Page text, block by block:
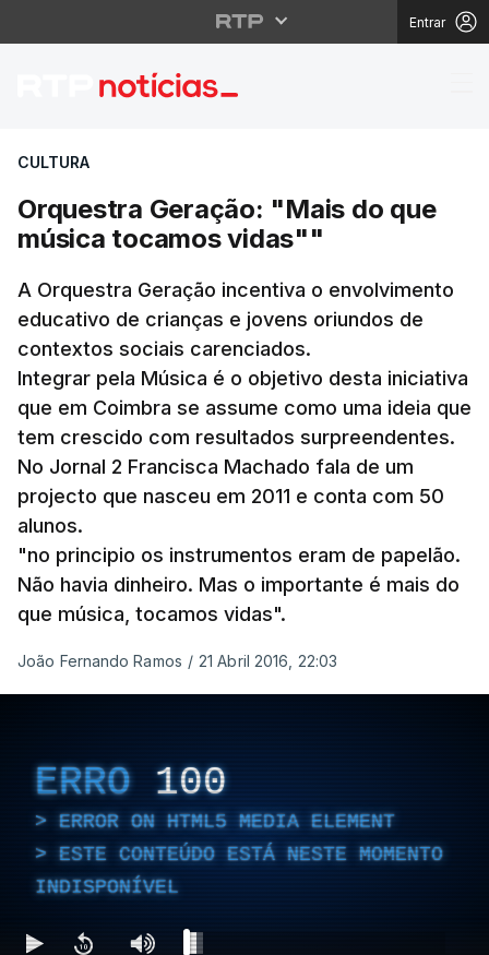
Entrar
Orquestra Geração:
CULTURA
Orquestra Geração: "Mais do que
música tocamos vidas""
A Orquestra Geração incentiva o envolvimento
educativo de crianças e jovens oriundos de
contextos sociais carenciados.
Integrar pela Música é o objetivo desta iniciativa
que em Coimbra se assume como uma ideia que
tem crescido com resultados surpreendentes.
No Jornal 2 Francisca Machado fala de um
projecto que nasceu em 2011 e conta com 50
alunos.
"no principio os instrumentos eram de papelão.
Não havia dinheiro. Mas o importante é mais do
que música, tocamos vidas".
João Fernando Ramos / 21 Abril 2016, 22:03
ERRO 100
ERROR ON HTML5 MEDIA ELEMENT
ESTE CONTEÚDO ESTÁ NESTE MOMENTO
INDISPONÍVEL